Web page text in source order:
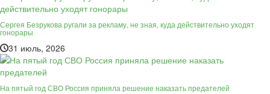
Сергея Безрукова ругали за рекламу, не зная, куда действительно уходят
гонорары
31 июль, 2026
На пятый год СВО Россия приняла решение наказать предателей